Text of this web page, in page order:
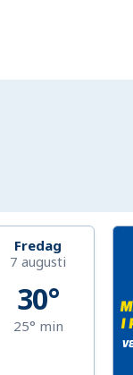
Fredag
7 augusti
30°
25° min